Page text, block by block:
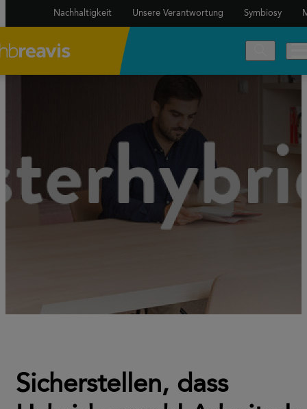
Nachhaltigkeit Unsere Verantwortung Symbiosy
Sicherstellen, dass